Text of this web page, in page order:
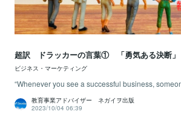
超訳 ドラッカーの言葉① 「勇気ある決断」
ビジネス・マーケティング
“Whenever you see a successful business,
教育事業アドバイザー ネガイヲ出版
2023/10/04 06:39